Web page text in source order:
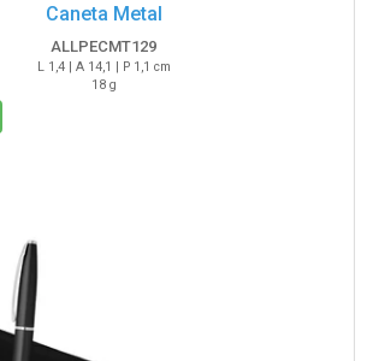
Caneta Metal
ALLPECMT129
L 1,4 | A 14,1 | P 1,1 cm
18 g